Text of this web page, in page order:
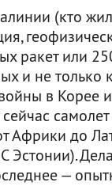
(кто жил
ракет или
и не только
в Корее
самолет
Африки до
Эстонии).
—